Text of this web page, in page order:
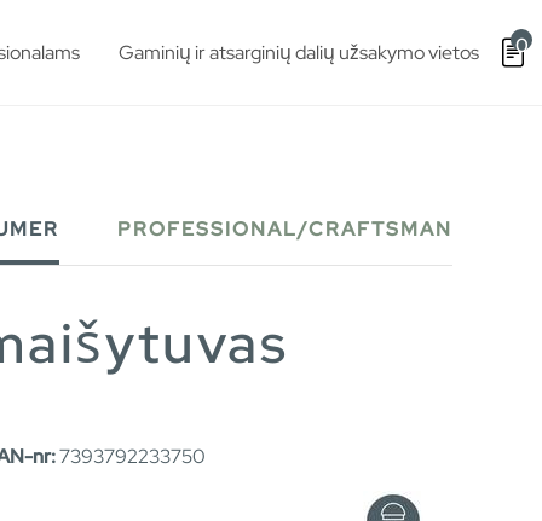
Gaminių ir atsarginių dalių užsakymo vietos 0
PROFESSIONAL/CRAFTSMAN
nr:7393792233750